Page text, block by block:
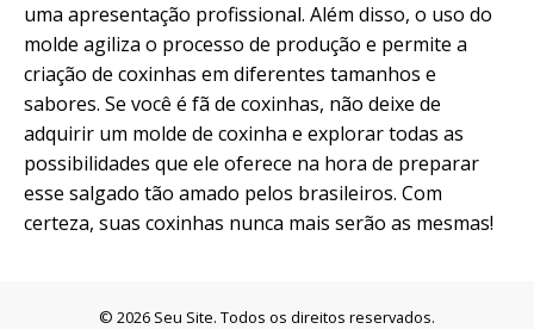
uma apresentação profissional. Além disso, o uso do
molde agiliza o processo de produção e permite a
criação de coxinhas em diferentes tamanhos e
sabores. Se você é fã de coxinhas, não deixe de
adquirir um molde de coxinha e explorar todas as
possibilidades que ele oferece na hora de preparar
esse salgado tão amado pelos brasileiros. Com
certeza, suas coxinhas nunca mais serão as mesmas!
© 2026 Seu Site. Todos os direitos reservados.